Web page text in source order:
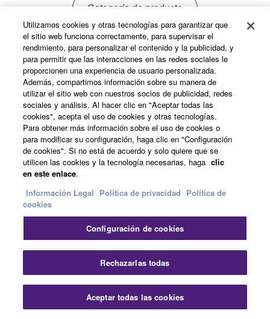
Categoría de producto
* Las especificaciones están sujetas a cambios sin
previo aviso. Los colores y acabados mostrados pueden
variar de los de los productos reales.
Yamaha - Yamaha - España Audio
Streaming/Juegos
Productos
Mesas de Mezcla Serie ZG ZG02
Productos
Educación Musical
Noticias
Utilizamos cookies y otras tecnologías para garantizar que
el sitio web funciona correctamente, para supervisar el
rendimiento, para personalizar el contenido y la publicidad, y
para permitir que las interacciones en las redes sociales le
proporcionen una experiencia de usuario personalizada.
Además, compartimos información sobre su manera de
utilizar el sitio web con nuestros socios de publicidad, redes
sociales y análisis. Al hacer clic en "Aceptar todas las
cookies", acepta el uso de cookies y otras tecnologías.
Para obtener más información sobre el uso de cookies o
para modificar su configuración, haga clic en "Configuración
de cookies". Si no está de acuerdo y solo quiere que se
utilicen las cookies y la tecnología necesarias, haga clic
en este enlace.
Información Legal Politica de privacidad Política de
cookies
Configuración de cookies
Rechazarlas todas
Aceptar todas las cookies